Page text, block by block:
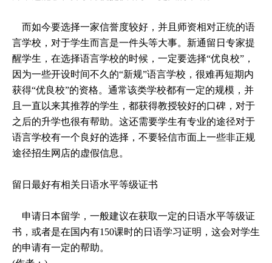
而如今要选择一家信誉度较好，并且师资相对正统的语
言学校，对于学生而言是一件头等大事。新通留日专家提
醒学生，在选择语言学校的时候，一定要选择“优良校”，
因为一些开设时间不久的“新规”语言学校，很难再短期内
获得“优良校”的资格。通常该类学校都有一定的规模，并
且一直以来其推荐的学生，都获得教授较好的口碑，对于
之后的升学也很有帮助。这还需要学生有专业的途径对于
语言学校有一个良好的选择，不要轻信市面上一些非正规
途径招生网店的虚假信息。
留日最好有相关日语水平等级证书
申请日本留学，一般建议在获取一定的日语水平等级证
书，或者是在国内有150课时的日语学习证明，这会对学生
的申请有一定的帮助。